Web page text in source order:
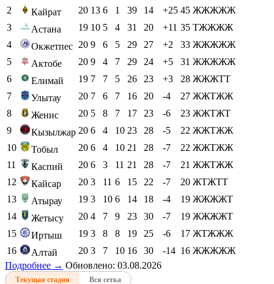
2
Кайрат 20 13 6 1 39 14 +25 45 ЖЖЖЖЖ
3
Астана 19 10 5 4 31 20 +11 35 ТЖЖЖЖ
4
Окжетпес 20 9 6 5 29 27 +2 33 ЖЖЖЖЖ
5
Актобе 20 9 4 7 29 24 +5 31 ЖЖЖЖЖ
6
Елимай 19 7 7 5 26 23 +3 28 ЖЖЖТТ
7
Улытау 20 7 6 7 16 20 -4 27 ЖЖТЖЖ
8
Женис 20 5 8 7 17 23 -6 23 ЖЖТЖТ
9
Кызылжар 20 6 4 10 23 28 -5 22 ЖЖТЖЖ
10
Тобыл 20 6 4 10 21 28 -7 22 ЖЖТЖЖ
11
Каспий 20 6 3 11 21 28 -7 21 ЖЖТЖЖ
12
Кайсар 20 3 11 6 15 22 -7 20 ЖТЖТТ
13
Атырау 19 3 10 6 14 18 -4 19 ЖЖЖЖТ
14
Жетысу 20 4 7 9 23 30 -7 19 ЖЖЖЖТ
15
Иртыш 19 3 8 8 19 25 -6 17 ЖТЖЖЖ
16
Алтай 20 3 7 10 16 30 -14 16 ЖЖЖЖЖ
Подробнее → Обновлено: 03.08.2026
Текущая стадия Вся сетка